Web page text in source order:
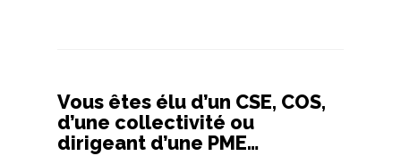
Vous êtes élu d’un CSE, COS,
d’une collectivité ou
dirigeant d’une PME…